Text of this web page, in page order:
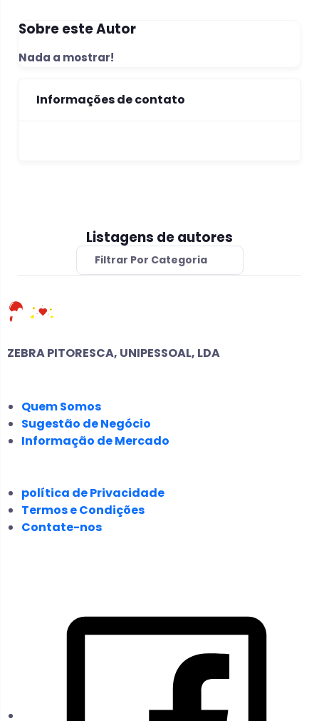
Sobre este Autor
Nada a mostrar!
Informações de contato
Listagens de autores
Filtrar Por Categoria
ZEBRA PITORESCA, UNIPESSOAL, LDA
Quem Somos
Sugestão de Negócio
Informação de Mercado
política de Privacidade
Termos e Condições
Contate-nos